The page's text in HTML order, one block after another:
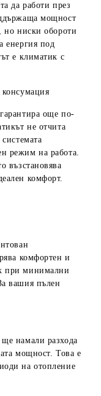
да работи през
мощност
но ниски обороти
енергия под
е климатик с
още по-
не отчита
режим на работа.
възстановява
комфорт.
комфортен и
при минимални
вашия пълен
намали разхода
мощност. Това е
на отопление